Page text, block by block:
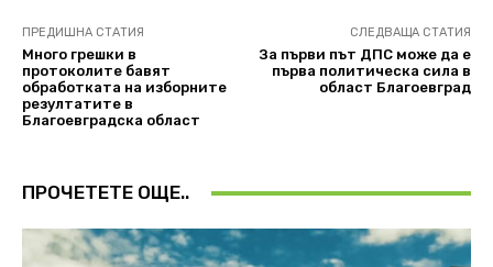
ПРЕДИШНА СТАТИЯ
Много грешки в
протоколите бавят
обработката на изборните
резултатите в
Благоевградска област
СЛЕДВАЩА СТАТИЯ
За първи път ДПС може да е
първа политическа сила в
област Благоевград
ПРОЧЕТЕТЕ ОЩЕ..